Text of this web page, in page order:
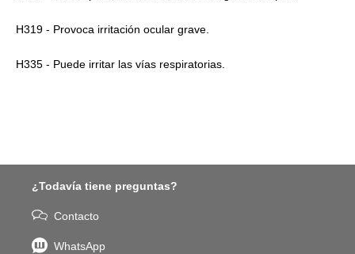
H319 - Provoca irritación ocular grave.
H335 - Puede irritar las vías respiratorias.
¿Todavía tiene preguntas?
Contacto
WhatsApp